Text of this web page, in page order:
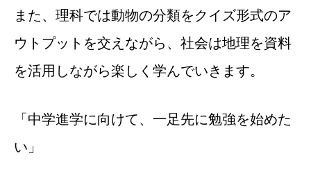
また、理科では動物の分類をクイズ形式のア
ウトプットを交えながら、社会は地理を資料
を活用しながら楽しく学んでいきます。
「中学進学に向けて、一足先に勉強を始めた
い」